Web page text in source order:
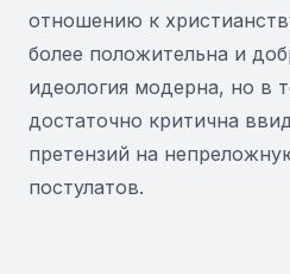
отношению к
более положительна и
идеология модерна, но в
достаточно критична
претензий на
постулатов.